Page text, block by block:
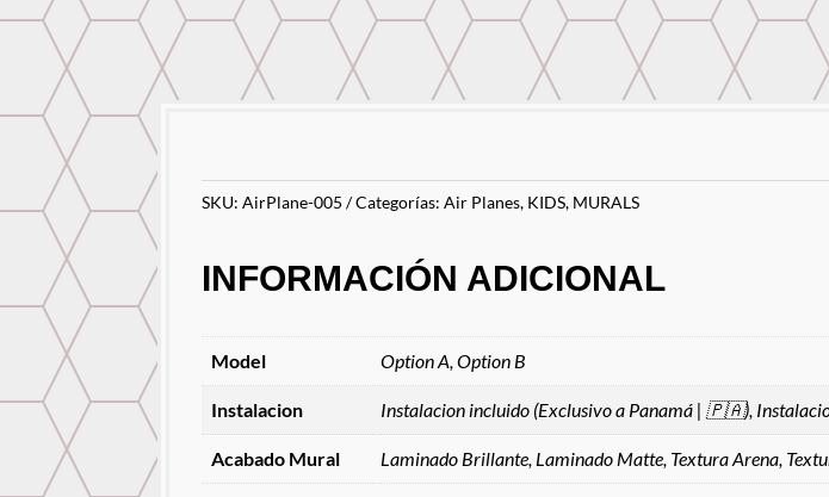
SKU: AirPlane-005 Categorías: Air Planes, KIDS, MURALS
INFORMACIÓN ADICIONAL
Model Option A, Option B
Instalacion Instalacion incluido (Exclusivo a Panamá | 🇵🇦),
Acabado Mural Laminado Brillante, Laminado Matte, Textura Arena,